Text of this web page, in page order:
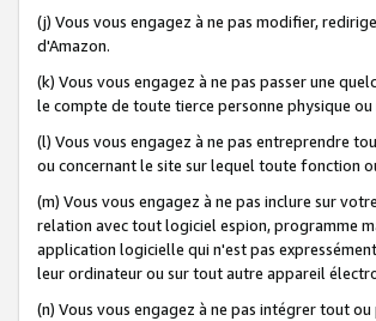
(j) Vous vous engagez à ne pas modifier,
d'Amazon.
(k) Vous vous engagez à ne pas passer une
le compte de toute tierce personne physique
(l) Vous vous engagez à ne pas entreprendre
ou concernant le site sur lequel toute fonction
(m) Vous vous engagez à ne pas inclure sur
relation avec tout logiciel espion, programme
application logicielle qui n'est pas
leur ordinateur ou sur tout autre appareil
(n) Vous vous engagez à ne pas intégrer tout